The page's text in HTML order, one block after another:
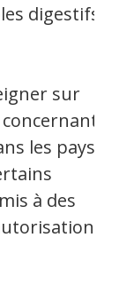
digestifs
sur
les pays
à des